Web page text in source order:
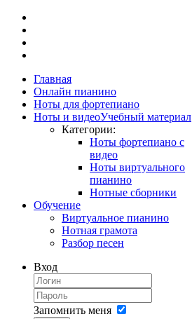
Главная
Онлайн пианино
Ноты для фортепиано
Ноты и видеоУчебный материал
Категории:
Ноты фортепиано с
видео
Ноты виртуального
пианино
Нотные сборники
Обучение
Виртуальное пианино
Нотная грамота
Разбор песен
Вход
Запомнить меня